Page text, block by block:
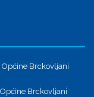
Brckovljani
Brckovljani